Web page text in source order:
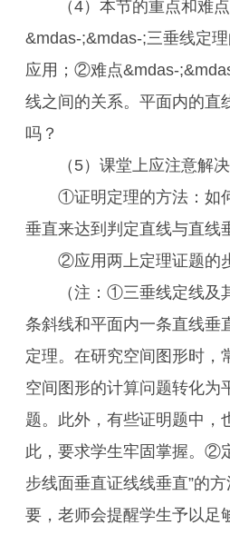
（4）本节的重点和难
&mdas-;&mdas-;三垂线定
应用；②难点&mdas-
线之间的关系。平面内的直
吗？
（5）课堂上应注意解决
①证明定理的方法：如何
垂直来达到判定直线与直线
②应用两上定理证题的步
（注：①三垂线定线及其
条斜线和平面内一条直线垂
定理。在研究空间图形时，
空间图形的计算问题转化为
题。此外，有些证明题中，
此，要求学生牢固掌握。②
步线面垂直证线线垂直”的
要，老师会提醒学生予以